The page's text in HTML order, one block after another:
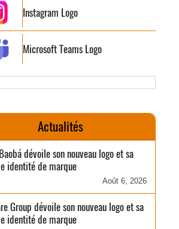
Instagram Logo
Microsoft Teams Logo
Actualités
dévoile son nouveau logo et sa
identité de marque
Août 6, 2026
Group dévoile son nouveau logo et sa
identité de marque